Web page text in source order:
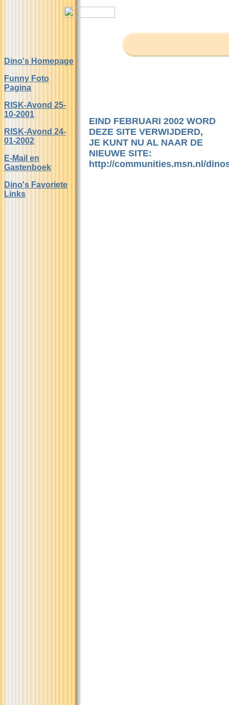
Dino's Homepage
Funny Foto
Pagina
RISK-Avond 25-
10-2001
RISK-Avond 24-
01-2002
E-Mail en
Gastenboek
Dino's Favoriete
Links
EIND FEBRUARI 2002 WORD
DEZE SITE VERWIJDERD,
JE KUNT NU AL NAAR DE
NIEUWE SITE:
http://communities.msn.nl/